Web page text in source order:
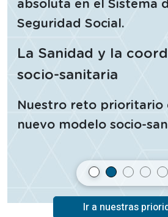
absoluta en el Sistema
Seguridad Social.
La Sanidad y la
socio-sanitaria
Nuestro reto prioritario
nuevo modelo socio-
Ir a nuestras